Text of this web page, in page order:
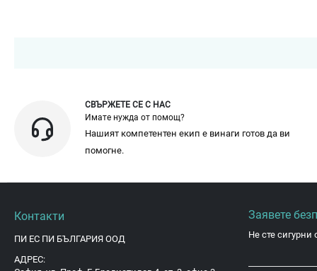
СВЪРЖЕТЕ СЕ С НАС
Имате нужда от помощ?
Нашият компетентен екип е винаги готов да ви
помогне.
Контакти
ПИ ЕС ПИ БЪЛГАРИЯ ООД
АДРЕС:
Заявете
Не сте сигурни